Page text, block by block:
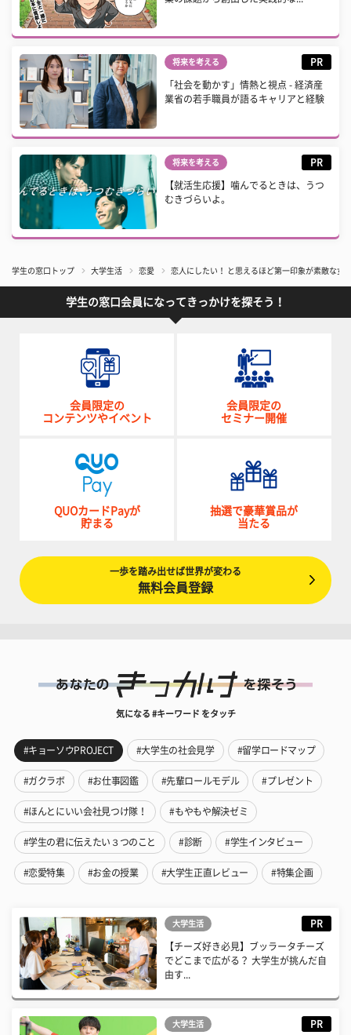
将来を考える PR
「社会を動かす」情熱と視点 - 経済産
業省の若手職員が語るキャリアと経験
将来を考える PR
【就活生応援】噛んでるときは、うつ
むきづらいよ。
学生の窓口トップ 大学生活 恋愛 恋人にしたい！ と思えるほど第一印象が素敵な女
学生の窓口会員になってきっかけを探そう！
会員限定の
コンテンツやイベント
会員限定の
セミナー開催
QUOカードPayが
貯まる
抽選で豪華賞品が
当たる
一歩を踏み出せば世界が変わる
無料会員登録
気になる #キーワード をタッチ
#キョーソウPROJECT #大学生の社会見学 #留学ロードマップ
#ガクラボ #お仕事図鑑 #先輩ロールモデル #プレゼント
#ほんとにいい会社見つけ隊！ #もやもや解決ゼミ
#学生の君に伝えたい３つのこと #診断 #学生インタビュー
#恋愛特集 #お金の授業 #大学生正直レビュー #特集企画
大学生活 PR
【チーズ好き必見】ブッラータチーズ
でどこまで広がる？ 大学生が挑んだ自
由す...
大学生活 PR